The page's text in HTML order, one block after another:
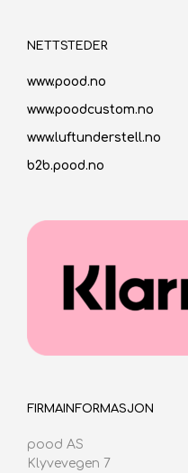
NETTSTEDER
www.pood.no
www.poodcustom.no
www.luftunderstell.no
b2b.pood.no
FIRMAINFORMASJON
pood AS
Klyvevegen 7